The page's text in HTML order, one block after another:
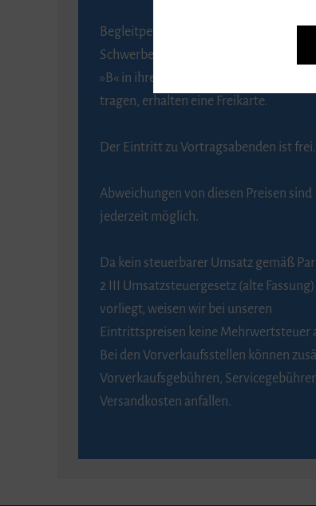
Begleitpersonen von Menschen mit
Schwerbehinderung, die das
»B« in ihrem Schwerbehindertenausweis
tragen, erhalten eine Freikarte.
Der Eintritt zu Vortragsabenden ist frei.
Abweichungen von diesen Preisen sind
jederzeit möglich.
Da kein steuerbarer Umsatz gemäß
2 III Umsatzsteuergesetz (alte Fassung)
vorliegt, weisen wir bei unseren
Eintrittspreisen keine Mehrwertsteuer
Bei den Vorverkaufsstellen können
Vorverkaufsgebühren,
Versandkosten anfallen.